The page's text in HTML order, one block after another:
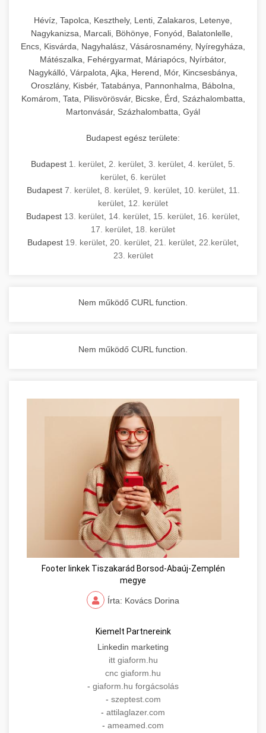
Hévíz, Tapolca, Keszthely, Lenti, Zalakaros, Letenye,
Nagykanizsa, Marcali, Böhönye, Fonyód, Balatonlelle,
Encs, Kisvárda, Nagyhalász, Vásárosnamény, Nyíregyháza,
Mátészalka, Fehérgyarmat, Máriapócs, Nyírbátor,
Nagykálló, Várpalota, Ajka, Herend, Mór, Kincsesbánya,
Oroszlány, Kisbér, Tatabánya, Pannonhalma, Bábolna,
Komárom, Tata, Pilisvörösvár, Bicske, Érd, Százhalombatta,
Martonvásár, Százhalombatta, Gyál
Budapest egész területe:
Budapest 1. kerület 2. kerület 3. kerület 4. kerület 5.
kerület 6. kerület
Budapest 7. kerület, 8. kerület, 9. kerület, 10. kerület, 11.
kerület 12. kerület
Budapest 13. kerület 14. kerület 15. kerület 16. kerület
17. kerület 18. kerület
Budapest 19. kerület 20. kerület 21. kerület 22.kerület
23. kerület
Nem működő CURL function.
Nem működő CURL function.
Footer linkek Tiszakarád Borsod-Abaúj-Zemplén
megye
Írta: Kovács Dorina
Kiemelt Partnereink
Linkedin marketing
itt giaform.hu
cnc giaform.hu
- giaform.hu forgácsolás
- szeptest.com
- attilaglazer.com
- ameamed.com